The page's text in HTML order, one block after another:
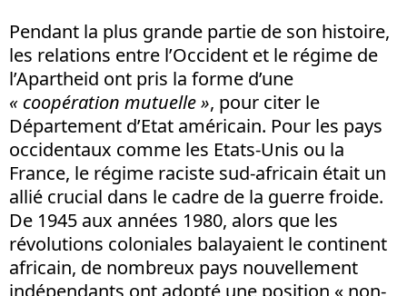
Pendant la plus grande partie de son histoire,
les relations entre l’Occident et le régime de
l’Apartheid ont pris la forme d’une
« coopération mutuelle », pour citer le
Département d’Etat américain. Pour les pays
occidentaux comme les Etats-Unis ou la
France, le régime raciste sud-africain était un
allié crucial dans le cadre de la guerre froide.
De 1945 aux années 1980, alors que les
révolutions coloniales balayaient le continent
africain, de nombreux pays nouvellement
indépendants ont adopté une position « non-